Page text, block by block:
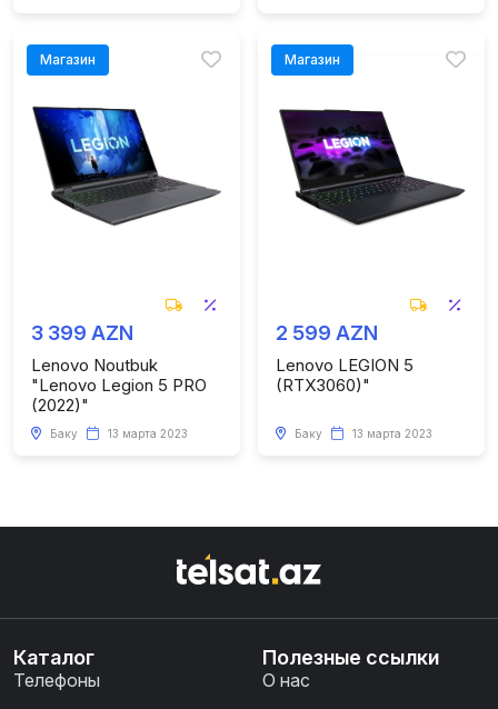
Магазин
3 399 AZN
Lenovo Noutbuk
"Lenovo Legion 5 PRO
(2022)"
Баку 13 марта 2023
Магазин
2 599 AZN
Lenovo LEGION 5
(RTX3060)"
Баку 13 марта 2023
Каталог
Телефоны
Полезные ссылки
О нас